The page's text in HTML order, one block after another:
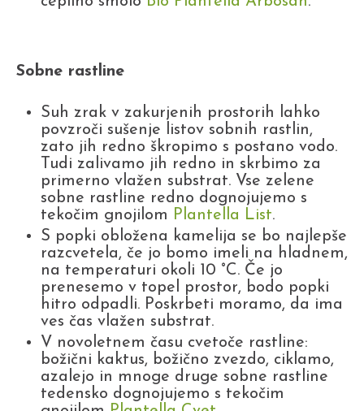
Sobne rastline
Suh zrak v zakurjenih prostorih lahko
povzroči sušenje listov sobnih rastlin,
zato jih redno škropimo s postano vodo.
Tudi zalivamo jih redno in skrbimo za
primerno vlažen substrat. Vse zelene
sobne rastline redno dognojujemo s
tekočim gnojilom Plantella List.
S popki obložena kamelija se bo najlepše
razcvetela, če jo bomo imeli na hladnem,
na temperaturi okoli 10 °C. Če jo
prenesemo v topel prostor, bodo popki
hitro odpadli. Poskrbeti moramo, da ima
ves čas vlažen substrat.
V novoletnem času cvetoče rastline:
božični kaktus, božično zvezdo, ciklamo,
azalejo in mnoge druge sobne rastline
tedensko dognojujemo s tekočim